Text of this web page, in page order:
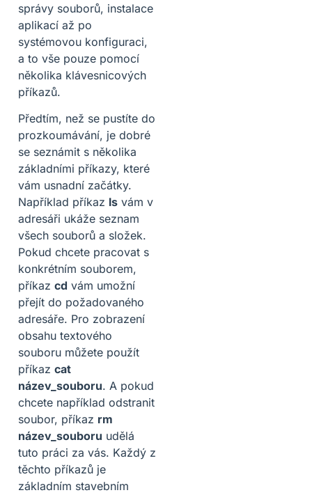
správy souborů, instalace
aplikací až po
systémovou konfiguraci,
a to vše pouze pomocí
několika klávesnicových
příkazů.
Předtím, než se pustíte do
prozkoumávání, je dobré
se seznámit s několika
základními příkazy, které
vám usnadní začátky.
Například příkaz ls vám v
adresáři ukáže seznam
všech souborů a složek.
Pokud chcete pracovat s
konkrétním souborem,
příkaz cd vám umožní
přejít do požadovaného
adresáře. Pro zobrazení
obsahu textového
souboru můžete použít
příkaz cat
název_souboru. A pokud
chcete například odstranit
soubor, příkaz rm
název_souboru udělá
tuto práci za vás. Každý z
těchto příkazů je
základním stavebním